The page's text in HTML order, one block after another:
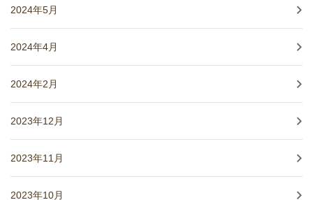
2024年5月
2024年4月
2024年2月
2023年12月
2023年11月
2023年10月